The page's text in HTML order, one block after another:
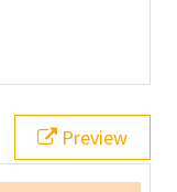
Preview